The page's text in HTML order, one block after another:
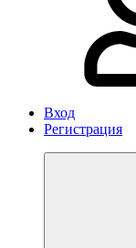
Вход
Регистрация